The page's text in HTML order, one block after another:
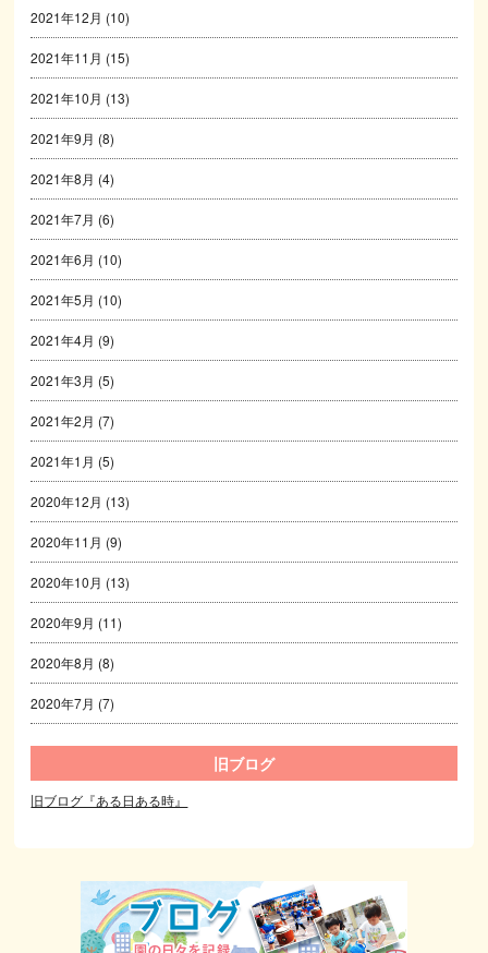
2021年12月 (10)
2021年11月 (15)
2021年10月 (13)
2021年9月 (8)
2021年8月 (4)
2021年7月 (6)
2021年6月 (10)
2021年5月 (10)
2021年4月 (9)
2021年3月 (5)
2021年2月 (7)
2021年1月 (5)
2020年12月 (13)
2020年11月 (9)
2020年10月 (13)
2020年9月 (11)
2020年8月 (8)
2020年7月 (7)
旧ブログ
旧ブログ『ある日ある時』